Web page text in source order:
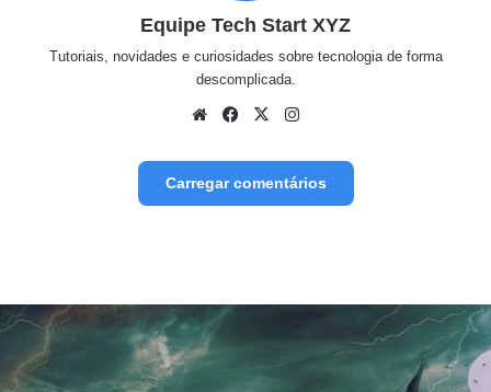
Equipe Tech Start XYZ
Tutoriais, novidades e curiosidades sobre tecnologia de forma
descomplicada.
WebsiteFacebook
X
Carregar comentários